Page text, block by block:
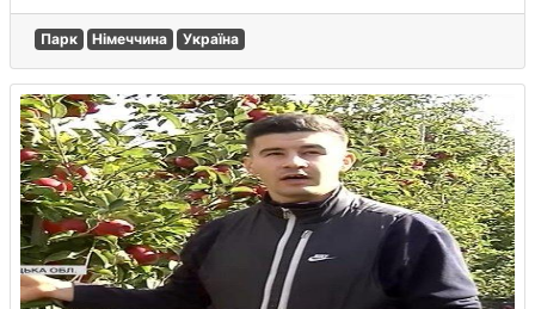
Парк Німеччина Україна